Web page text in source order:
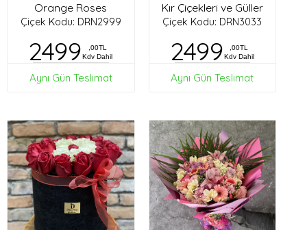
Orange Roses
Çiçek Kodu: DRN2999
2499
,00TL
Kdv Dahil
Aynı Gün Teslimat
Kır Çiçekleri ve Güller
Çiçek Kodu: DRN3033
2499
,00TL
Kdv Dahil
Aynı Gün Teslimat